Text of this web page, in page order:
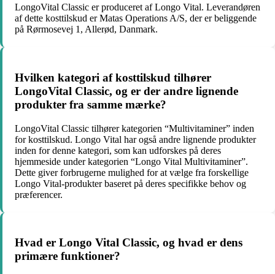
LongoVital Classic er produceret af Longo Vital. Leverandøren
af ​​dette kosttilskud er Matas Operations A/S, der er beliggende
på Rørmosevej 1, Allerød, Danmark.
Hvilken kategori af kosttilskud tilhører
LongoVital Classic, og er der andre lignende
produkter fra samme mærke?
LongoVital Classic tilhører kategorien “Multivitaminer” inden
for kosttilskud. Longo Vital har også andre lignende produkter
inden for denne kategori, som kan udforskes på deres
hjemmeside under kategorien “Longo Vital Multivitaminer”.
Dette giver forbrugerne mulighed for at vælge fra forskellige
Longo Vital-produkter baseret på deres specifikke behov og
præferencer.
Hvad er Longo Vital Classic, og hvad er dens
primære funktioner?